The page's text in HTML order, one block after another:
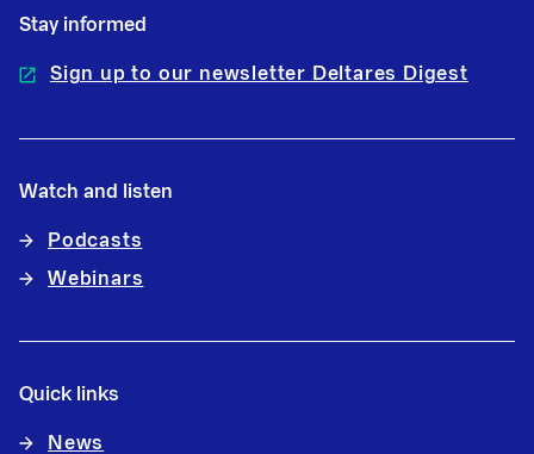
Stay informed
Sign up to our newsletter Deltares Digest
Watch and listen
Podcasts
Webinars
Quick links
News